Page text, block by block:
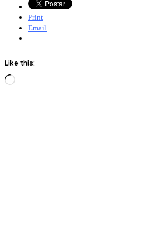
Print
Email
Like this:
Loading…